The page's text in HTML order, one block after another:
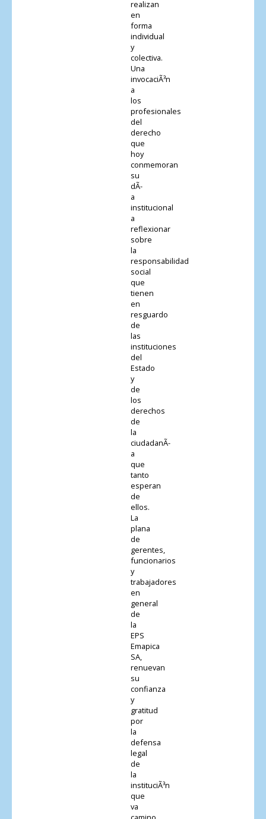
realizan
en
forma
individual
y
colectiva.
Una
invocaciÃ³n
a
los
profesionales
del
derecho
que
hoy
conmemoran
su
dÃ­
a
institucional
a
reflexionar
sobre
la
responsabilidad
social
que
tienen
en
resguardo
de
las
instituciones
del
Estado
y
de
los
derechos
de
la
ciudadanÃ­
a
que
tanto
esperan
de
ellos.
La
plana
de
gerentes,
funcionarios
y
trabajadores
en
general
de
la
EPS
Emapica
SA,
renuevan
su
confianza
y
gratitud
por
la
defensa
legal
de
la
instituciÃ³n
que
va